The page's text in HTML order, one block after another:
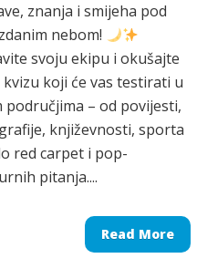
znanja i smijeha pod
nebom!
svoju ekipu i okušajte
kvizu koji će vas testirati u
područjima – od povijesti,
književnosti, sporta
red carpet i pop-
pitanja....
Read More